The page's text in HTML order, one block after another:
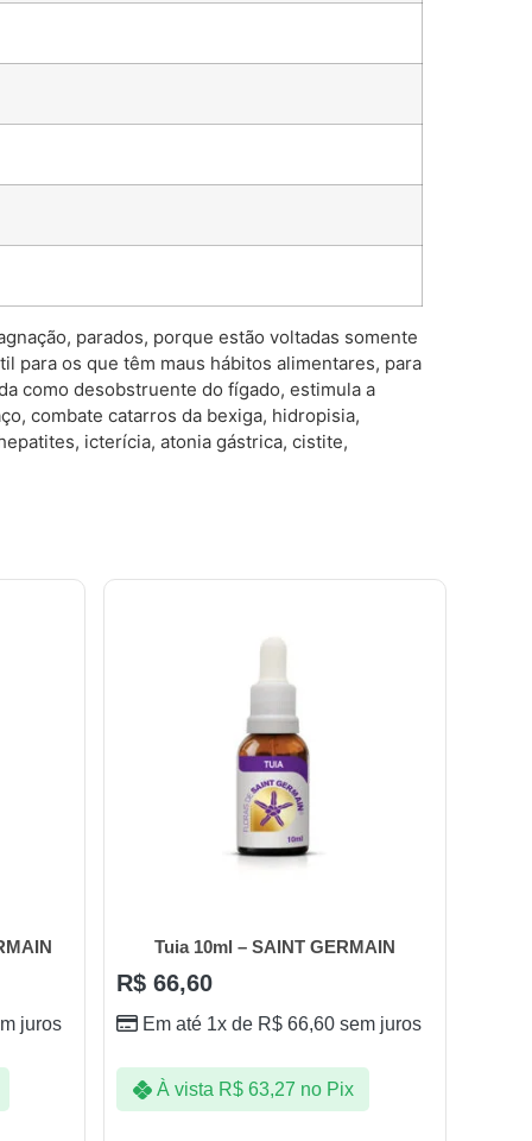
parados, porque estão voltadas somente
para os que têm maus hábitos alimentares, para
como desobstruente do fígado, estimula a
combate catarros da bexiga, hidropisia,
icterícia, atonia gástrica, cistite,
juros
Tuia 10ml – SAINT GERMAIN
R$ 66,60
Em até 1x de R$ 66,60 sem juros
À vista R$63,27 no Pix